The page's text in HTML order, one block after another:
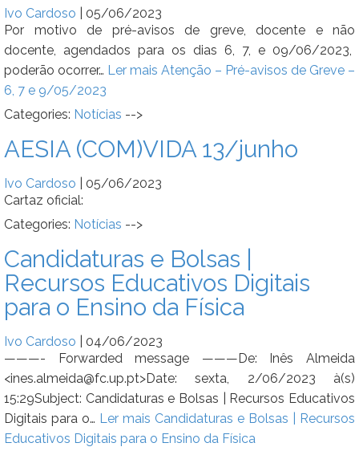
Ivo Cardoso
05/06/2023
Por motivo de pré-avisos de greve, docente e não
docente, agendados para os dias 6, 7, e 09/06/2023,
poderão ocorrer… Ler mais Atenção – Pré-avisos de Greve –
6, 7 e 9/05/2023
Categories: Notícias -->
AESIA (COM)VIDA 13/junho
Ivo Cardoso
05/06/2023
Cartaz oficial:
Categories: Notícias -->
Candidaturas e Bolsas |
Recursos Educativos Digitais
para o Ensino da Física
Ivo Cardoso
04/06/2023
———- Forwarded message ———De: Inês Almeida
<ines.almeida@fc.up.pt>Date: sexta, 2/06/2023 à(s)
15:29Subject: Candidaturas e Bolsas | Recursos Educativos
Digitais para o… Ler mais Candidaturas e Bolsas | Recursos
Educativos Digitais para o Ensino da Física